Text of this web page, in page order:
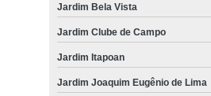
Jardim Bela Vista
Jardim Clube de Campo
Jardim Itapoan
Jardim Joaquim Eugênio de Lima